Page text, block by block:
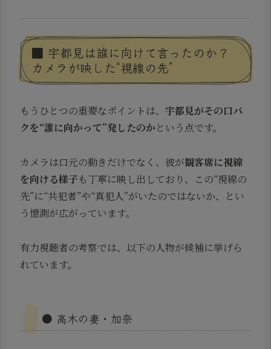
■ 宇都見は誰に向けて言ったのか？
カメラが映した“視線の先”
もうひとつの重要なポイントは、 宇都見がその口パ
クを“誰に向かって”発したのかという点です。
カメラは口元の動きだけでなく、彼が観客席に視線
を向ける様子も丁寧に映し出しており、この“視線の
先”に“共犯者”や“真犯人”がいたのではないか、とい
う憶測が広がっています。
有力視聴者の考察では、以下の人物が候補に挙げら
れています。
● 高木の妻・加奈